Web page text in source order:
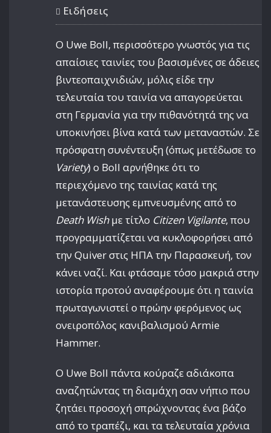
Ειδήσεις
Ο Uwe Boll, περισσότερο γνωστός για τις
απαίσιες ταινίες του βασισμένες σε άδειες
βιντεοπαιχνιδιών, μόλις είδε την
τελευταία του ταινία να απαγορεύεται
στη Γερμανία για την πιθανότητά της να
υποκινήσει βίνα κατά των μεταναστών. Σε
πρόσφατη συνέντευξη (όπως μετέδωσε το
Variety) ο Boll αρνήθηκε ότι το
περιεχόμενο της ταινίας κατά της
μετανάστευσης εμπνευσμένης από το
Death Wishμε τίτλο Citizen Vigilante, που
προγραμματίζεται να κυκλοφορήσει από
την Quiver στις ΗΠΑ την Παρασκευή, τον
κάνει ναζί. Και φτάσαμε τόσο μακριά στην
ιστορία προτού αναφέρουμε ότι η ταινία
πρωταγωνιστεί ο πρώην φερόμενος ως
ονειροπόλος κανιβαλισμού Armie
Hammer.
Ο Uwe Boll πάντα κούραζε αδιάκοπα
αναζητώντας τη διαμάχη σαν νήπιο που
ζητάει προσοχή σπρώχνοντας ένα βάζο
από το τραπέζι, και τα τελευταία χρόνια